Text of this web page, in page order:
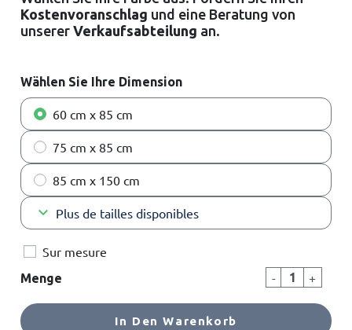
Kostenvoranschlag und eine Beratung von
unserer Verkaufsabteilung an.
Wählen Sie Ihre Dimension
60 cm x 85 cm
75 cm x 85 cm
85 cm x 150 cm
keyboard_arrow_down Plus de tailles disponibles
Sur mesure
Menge - +
In Den Warenkorb